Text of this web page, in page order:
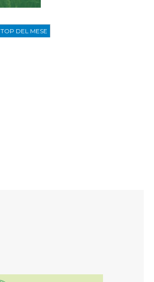
TOP DEL MESE